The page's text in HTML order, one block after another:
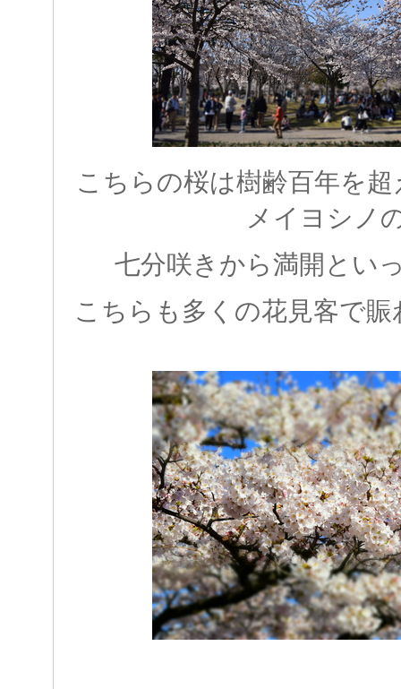
こちらの桜は樹齢百年を
メイヨシノ
七分咲きから満開とい
こちらも多くの花見客で